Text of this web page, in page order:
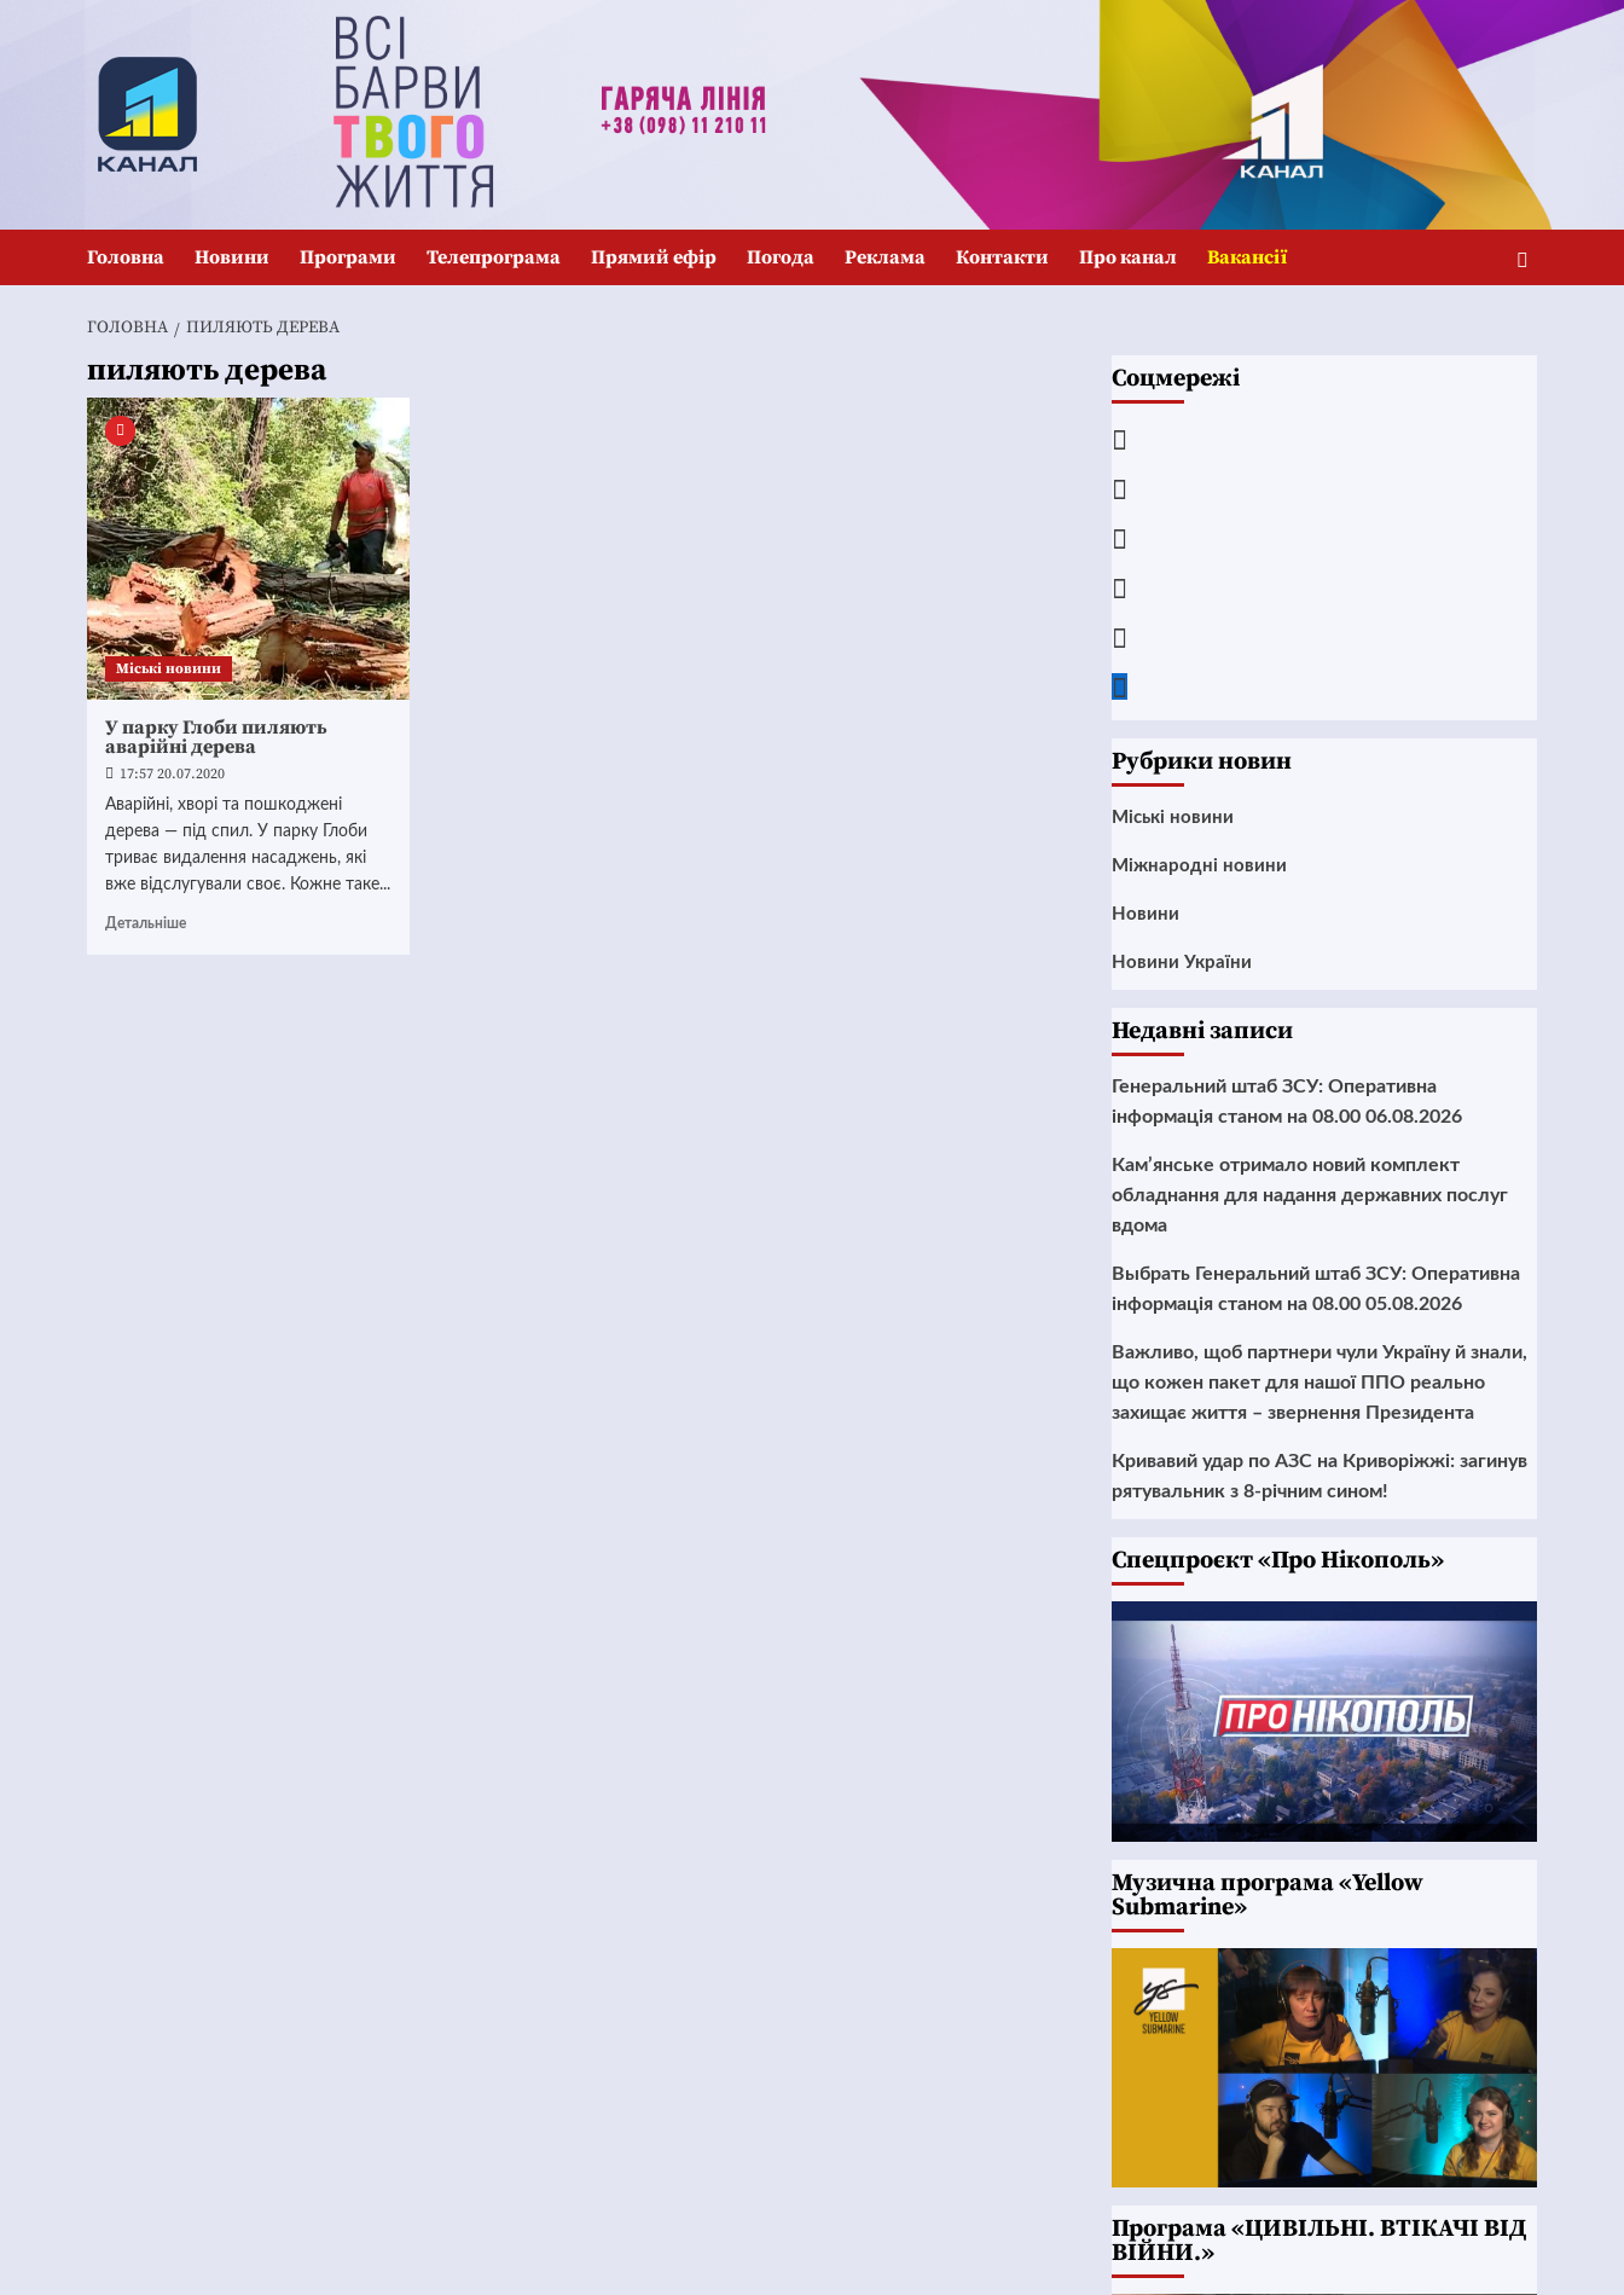
Головна Новини Програми Телепрограма Прямий ефір Погода Реклама Контакти Про канал Вакансії
ГОЛОВНА ПИЛЯЮТЬ ДЕРЕВА
пиляють дерева
Mіські новини
У парку Глоби пиляють
аварійні дерева
17:57 20.07.2020
Аварійні, хворі та пошкоджені
дерева — під спил. У парку Глоби
триває видалення насаджень, які
вже відслугували своє. Кожне таке...
Детальніше
Соцмережі
Рубрики новин
Mіські новини
Міжнародні новини
Новини
Новини України
Недавні записи
Генеральний штаб ЗСУ: Оперативна
інформація станом на 08.00 06.08.2026
Кам’янське отримало новий комплект
обладнання для надання державних послуг
вдома
Выбрать Генеральний штаб ЗСУ: Оперативна
інформація станом на 08.00 05.08.2026
Важливо, щоб партнери чули Україну й знали,
що кожен пакет для нашої ППО реально
захищає життя – звернення Президента
Кривавий удар по АЗС на Криворіжжі: загинув
рятувальник з 8-річним сином!
Cпецпроєкт «Про Нікополь»
Музична програма «Yellow
Submarine»
Програма «ЦИВІЛЬНІ. ВТІКАЧІ ВІД
ВІЙНИ.»